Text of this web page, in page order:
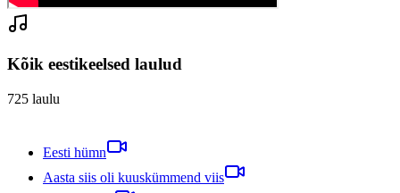
Kõik eestikeelsed laulud
725 laulu
Eesti hümn
Aasta siis oli kuuskümmend viis